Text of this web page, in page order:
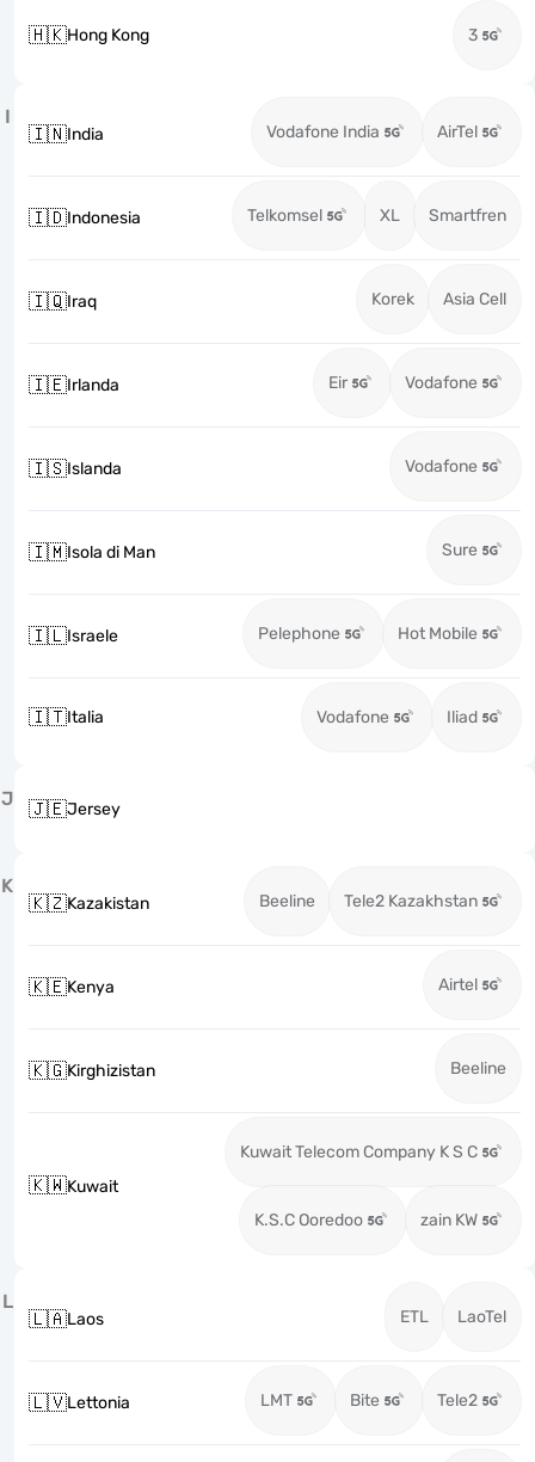
🇭🇰Hong Kong 3
I
🇮🇳India Vodafone India AirTel
🇮🇩Indonesia Telkomsel XL Smartfren
🇮🇶Iraq Korek Asia Cell
🇮🇪Irlanda Eir Vodafone
🇮🇸Islanda Vodafone
🇮🇲Isola di Man Sure
🇮🇱Israele Pelephone Hot Mobile
🇮🇹Italia Vodafone Iliad
J 🇯🇪Jersey
K
🇰🇿Kazakistan Beeline Tele2 Kazakhstan
🇰🇪Kenya Airtel
🇰🇬Kirghizistan Beeline
🇰🇼Kuwait
Kuwait Telecom Company K S C
K.S.C Ooredoo zain KW
L
🇱🇦Laos ETL LaoTel
🇱🇻Lettonia LMT Bite Tele2